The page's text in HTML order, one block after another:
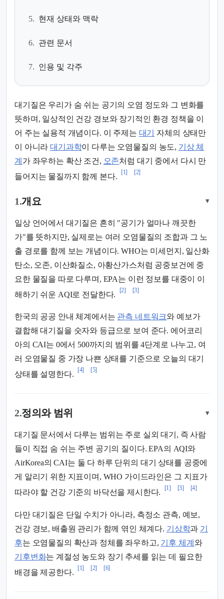
5. 현재 상태와 맥락
6. 관련 문서
7. 인용 및 각주
대기질은 우리가 숨 쉬는 공기의 오염 정도와 그 변화를
뜻하며, 일상적인 건강 경보와 장기적인 환경 정책을 이
어 주는 실용적 개념이다. 이 주제는 대기
자체의 상태만
이 아니라대기과학이 다루는 오염물질의 농도, 기상 체
계 가 좌우하는 확산 조건, 오존처럼 대기 중에서 다시 만
들어지는 물질까지 함께 본다.
[1] [2]
1.개요 ▾
일상 언어에서 대기질은 흔히 "공기가 얼마나 깨끗한
가"를 뜻하지만, 실제로는 여러 오염물질의 조합과 그 노
출 경로를 함께 보는 개념이다. WHO는 미세먼지, 일산화
탄소, 오존, 이산화질소, 아황산가스처럼 공중보건에 중
요한 물질을 따로 다루며, EPA는 이런 정보를 대중이 이
해하기 쉬운 AQI로 전달한다.
[2] [3]
한국의 공공 안내 체계에서는 관측 네트워크와 예보가
결합해 대기질을 숫자와 등급으로 보여 준다. 에어코리
아의 CAI는 0에서 500까지의 범위를 4단계로 나누고, 여
러 오염물질 중 가장 나쁜 상태를 기준으로 오늘의 대기
상태를 설명한다.
[4] [5]
2.정의와 범위 ▾
대기질 문서에서 다루는 범위는 주로 실외 대기, 즉 사람
들이 직접 숨 쉬는 주변 공기의 질이다. EPA의 AQI와
AirKorea의 CAI는 둘 다 하루 단위의 대기 상태를 공중에
게 알리기 위한 지표이며, WHO 가이드라인은 그 지표가
따라야 할 건강 기준의 바닥선을 제시한다.
[1] [3] [4]
다만 대기질은 단일 수치가 아니라, 측정소 관측, 예보,
건강 경보, 배출원 관리가 함께 엮인 체계다. 기상학과 기
후는 오염물질의 확산과 정체를 좌우하고, 기후 체계 와
기후변화는 계절성 농도와 장기 추세를 읽는 데 필요한
배경을 제공한다.
[1] [2] [6]